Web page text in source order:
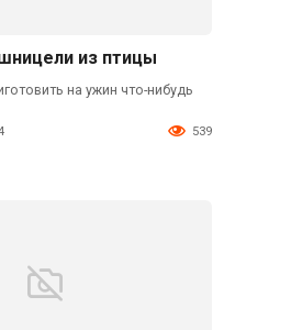
из птицы
на ужин что-нибудь
539